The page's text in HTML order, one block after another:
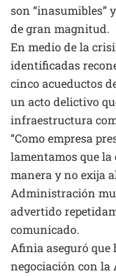
son “inasumibles”
de gran magnitud.
En medio de la
identificadas
cinco acueductos
un acto delictivo
infraestructura
“Como empresa
lamentamos que la
manera y no exija
Administración
advertido
comunicado.
Afinia aseguró
negociación con la